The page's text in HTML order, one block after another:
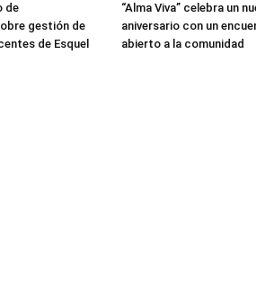
de
gestión de
de Esquel
“Alma Viva” celebra un
aniversario con un
abierto a la comunidad